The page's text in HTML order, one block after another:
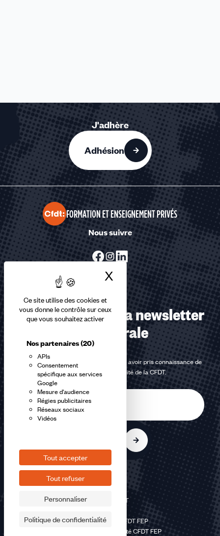
Ce site utilise des cookies et
vous donne le contrôle sur ceux
que vous souhaitez activer
Nos partenaires(20)
APIs
Consentement
spécifique aux services
Google
Mesure d'audience
Régies publicitaires
Réseaux sociaux
Vidéos
Tout accepter
Tout refuser
Personnaliser
Politique de confidentialité
X Masquer le
J'adhère
Adhésion
FORMATION ET ENSEIGNEMENT PRIVÉS
Nous suivre
Abonnez-vous à la newsletter
confédérale
En m'inscrivant à la newsletter, j'affirme avoir pris connaissance de
lapolitique de confidentialité de la CFDT.
©2026 CFDT
Mentions légales CFDT FEP
Politique de confidentialité CFDT FEP